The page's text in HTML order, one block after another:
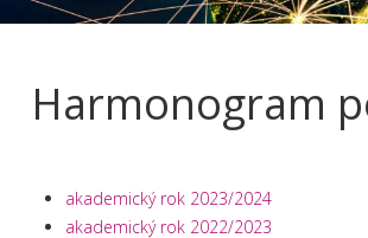
Harmonogram
akademický rok 2023/2024
akademický rok 2022/2023